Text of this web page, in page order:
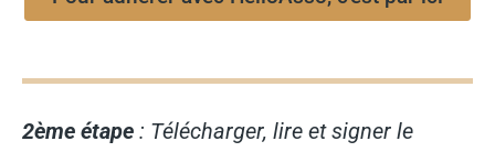
2ème étape : Télécharger, lire et signer le